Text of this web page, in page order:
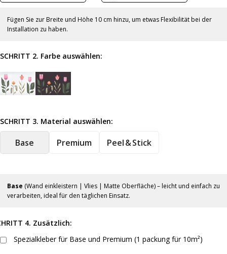
Fügen Sie zur Breite und Höhe 10 cm hinzu, um etwas Flexibilität bei der
Installation zu haben.
SCHRITT 2. Farbe auswählen:
SCHRITT 3. Material auswählen:
Base Premium Peel & Stick
Base (Wand einkleistern | Vlies | Matte Oberfläche) – leicht und einfach zu
verarbeiten, ideal für den täglichen Einsatz.
4. Zusätzlich:
Spezialkleber für Base und Premium (1 packung für 10m²)